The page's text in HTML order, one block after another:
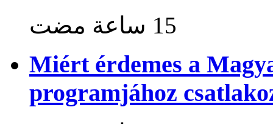
Miért érdemes a
programjához